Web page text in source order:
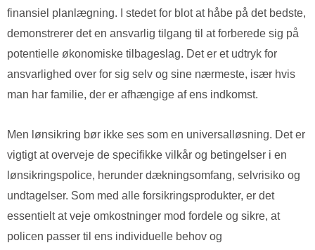
finansiel planlægning. I stedet for blot at håbe på det bedste,
demonstrerer det en ansvarlig tilgang til at forberede sig på
potentielle økonomiske tilbageslag. Det er et udtryk for
ansvarlighed over for sig selv og sine nærmeste, især hvis
man har familie, der er afhængige af ens indkomst.
Men lønsikring bør ikke ses som en universalløsning. Det er
vigtigt at overveje de specifikke vilkår og betingelser i en
lønsikringspolice, herunder dækningsomfang, selvrisiko og
undtagelser. Som med alle forsikringsprodukter, er det
essentielt at veje omkostninger mod fordele og sikre, at
policen passer til ens individuelle behov og